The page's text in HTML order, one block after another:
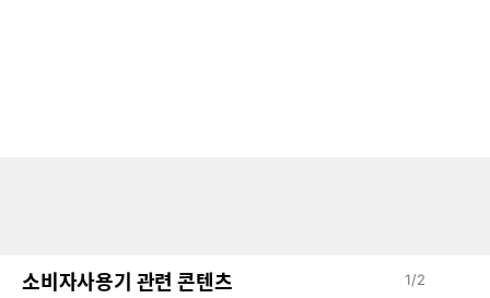
소비자사용기 관련 콘텐츠 1/2